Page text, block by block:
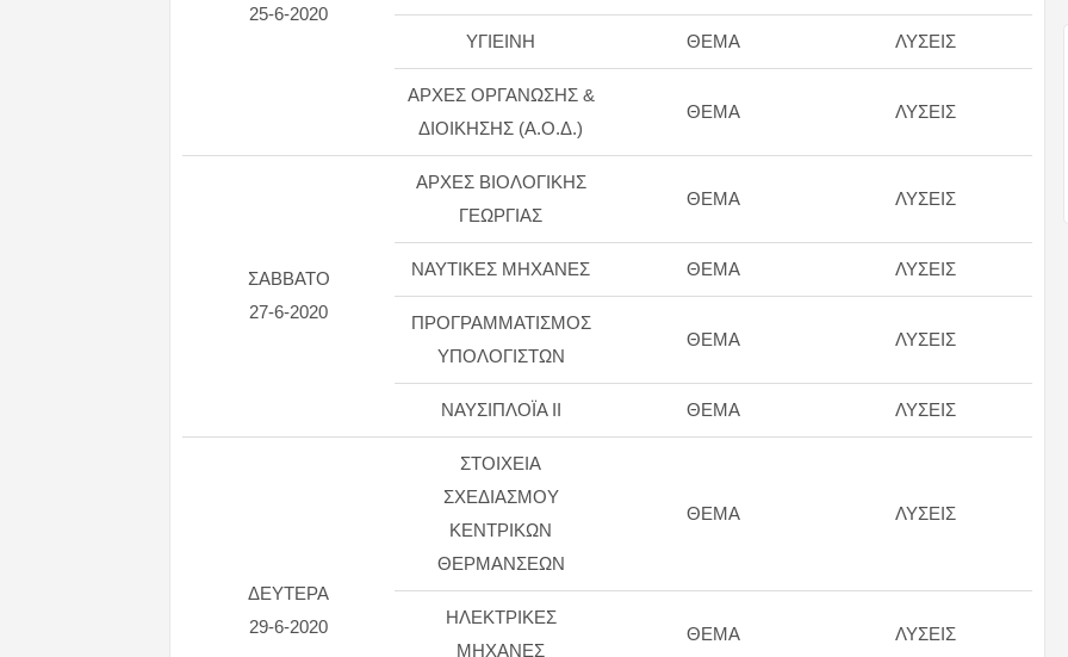
25-6-2020
ΥΓΙΕΙΝΗ ΘΕΜΑ ΛΥΣΕΙΣ
ΑΡΧΕΣ ΟΡΓΑΝΩΣΗΣ &
ΔΙΟΙΚΗΣΗΣ (Α.Ο.Δ.)
ΘΕΜΑ ΛΥΣΕΙΣ
ΣΑΒΒΑΤΟ
27-6-2020
ΑΡΧΕΣ ΒΙΟΛΟΓΙΚΗΣ
ΓΕΩΡΓΙΑΣ
ΘΕΜΑ ΛΥΣΕΙΣ
ΝΑΥΤΙΚΕΣ ΜΗΧΑΝΕΣ ΘΕΜΑ ΛΥΣΕΙΣ
ΠΡΟΓΡΑΜΜΑΤΙΣΜΟΣ
ΥΠΟΛΟΓΙΣΤΩΝ
ΘΕΜΑ ΛΥΣΕΙΣ
ΝΑΥΣΙΠΛΟΪΑ ΙΙ ΘΕΜΑ ΛΥΣΕΙΣ
ΔΕΥΤΕΡΑ
29-6-2020
ΣΤΟΙΧΕΙΑ
ΣΧΕΔΙΑΣΜΟΥ
ΚΕΝΤΡΙΚΩΝ
ΘΕΡΜΑΝΣΕΩΝ
ΘΕΜΑ ΛΥΣΕΙΣ
ΗΛΕΚΤΡΙΚΕΣ
MHXANΕΣ
ΘΕΜΑ ΛΥΣΕΙΣ